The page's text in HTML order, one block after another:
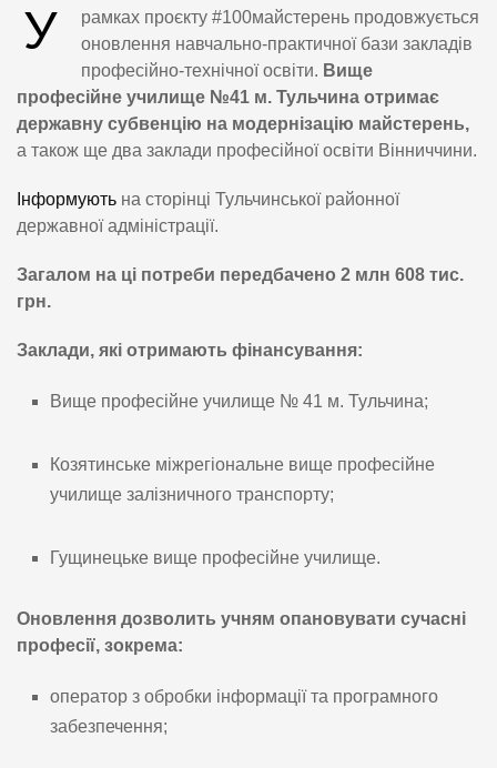
У
рамках проєкту #100майстерень продовжується
оновлення навчально-практичної бази закладів
професійно-технічної освіти. Вище
професійне училище №41 м. Тульчина отримає
державну субвенцію на модернізацію майстерень,
а також ще два заклади професійної освіти Вінниччини.
Інформують на сторінці Тульчинської районної
державної адміністрації.
Загалом на ці потреби передбачено 2 млн 608 тис.
грн.
Заклади, які отримають фінансування:
Вище професійне училище № 41 м. Тульчина;
Козятинське міжрегіональне вище професійне
училище залізничного транспорту;
Гущинецьке вище професійне училище.
Оновлення дозволить учням опановувати сучасні
професії, зокрема:
оператор з обробки інформації та програмного
забезпечення;